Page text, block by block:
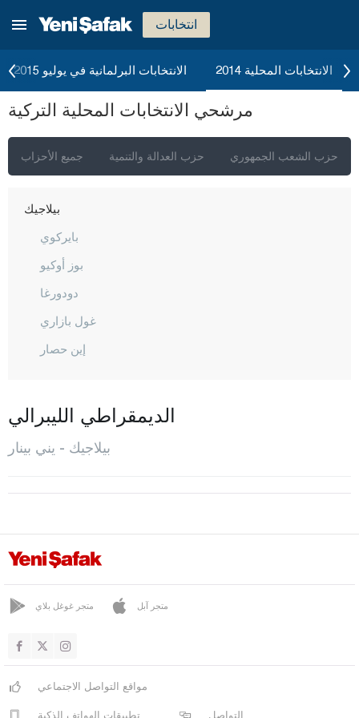
انتخابات
الانتخابات البرلمانية في يوليو 2015 الانتخابات المحلية 2014
مرشحي الانتخابات المحلية التركية
جميع الأحزاب حزب العدالة والتنمية حزب الشعب الجمهوري
أرتفين
بالق أسير
بارتين
بايبورت
بيلاجيك
بايركوي
بوز أوكيو
دودورغا
غول بازاري
إين حصار
أوسمان إيلي
سوغوت
بينغول
بولو
بورصا
جناق قلعة
الديمقراطي الليبرالي
بيلاجيك - يني بينار
متجر غوغل بلاي متجر آبل
مواقع التواصل الاجتماعي
تطبيقات الهواتف الذكية التواصل